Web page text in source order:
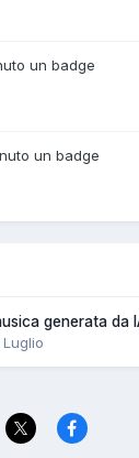
un badge
un badge
generata da
Luglio